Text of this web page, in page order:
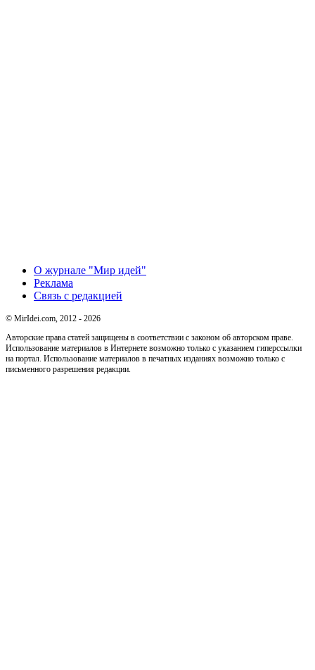
О журнале "Мир идей"
Реклама
Связь с редакцией
© MirIdei.com, 2012 - 2026
Авторские права статей защищены в соответствии с законом об авторском праве.
Использование материалов в Интернете возможно только с указанием гиперссылки
на портал. Использование материалов в печатных изданиях возможно только с
письменного разрешения редакции.